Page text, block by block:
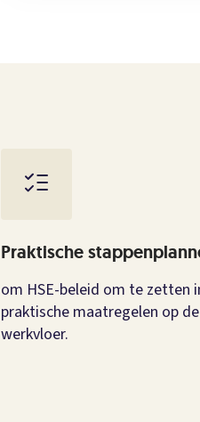
Praktische
om HSE-beleid om te zetten
praktische maatregelen op de
werkvloer.